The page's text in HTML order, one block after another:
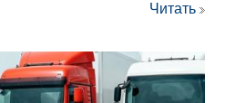
Читать